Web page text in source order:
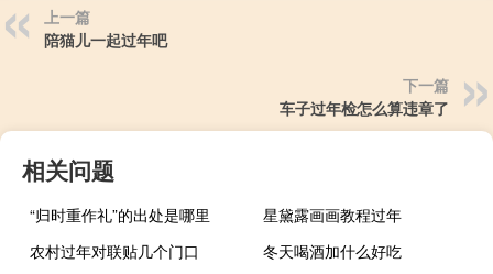
上一篇
陪猫儿一起过年吧
下一篇
车子过年检怎么算违章了
相关问题
“归时重作礼”的出处是哪里
星黛露画画教程过年
农村过年对联贴几个门口
冬天喝酒加什么好吃